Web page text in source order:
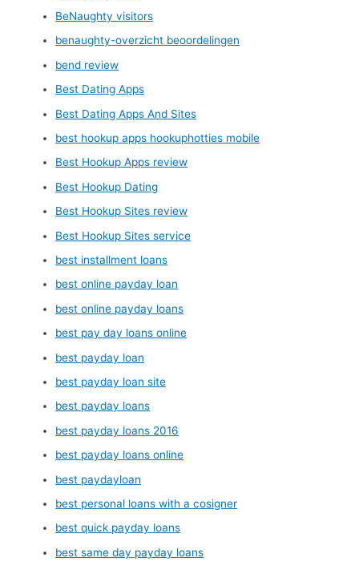
BeNaughty visitors
benaughty-overzicht beoordelingen
bend review
Best Dating Apps
Best Dating Apps And Sites
best hookup apps hookuphotties mobile
Best Hookup Apps review
Best Hookup Dating
Best Hookup Sites review
Best Hookup Sites service
best installment loans
best online payday loan
best online payday loans
best pay day loans online
best payday loan
best payday loan site
best payday loans
best payday loans 2016
best payday loans online
best paydayloan
best personal loans with a cosigner
best quick payday loans
best same day payday loans